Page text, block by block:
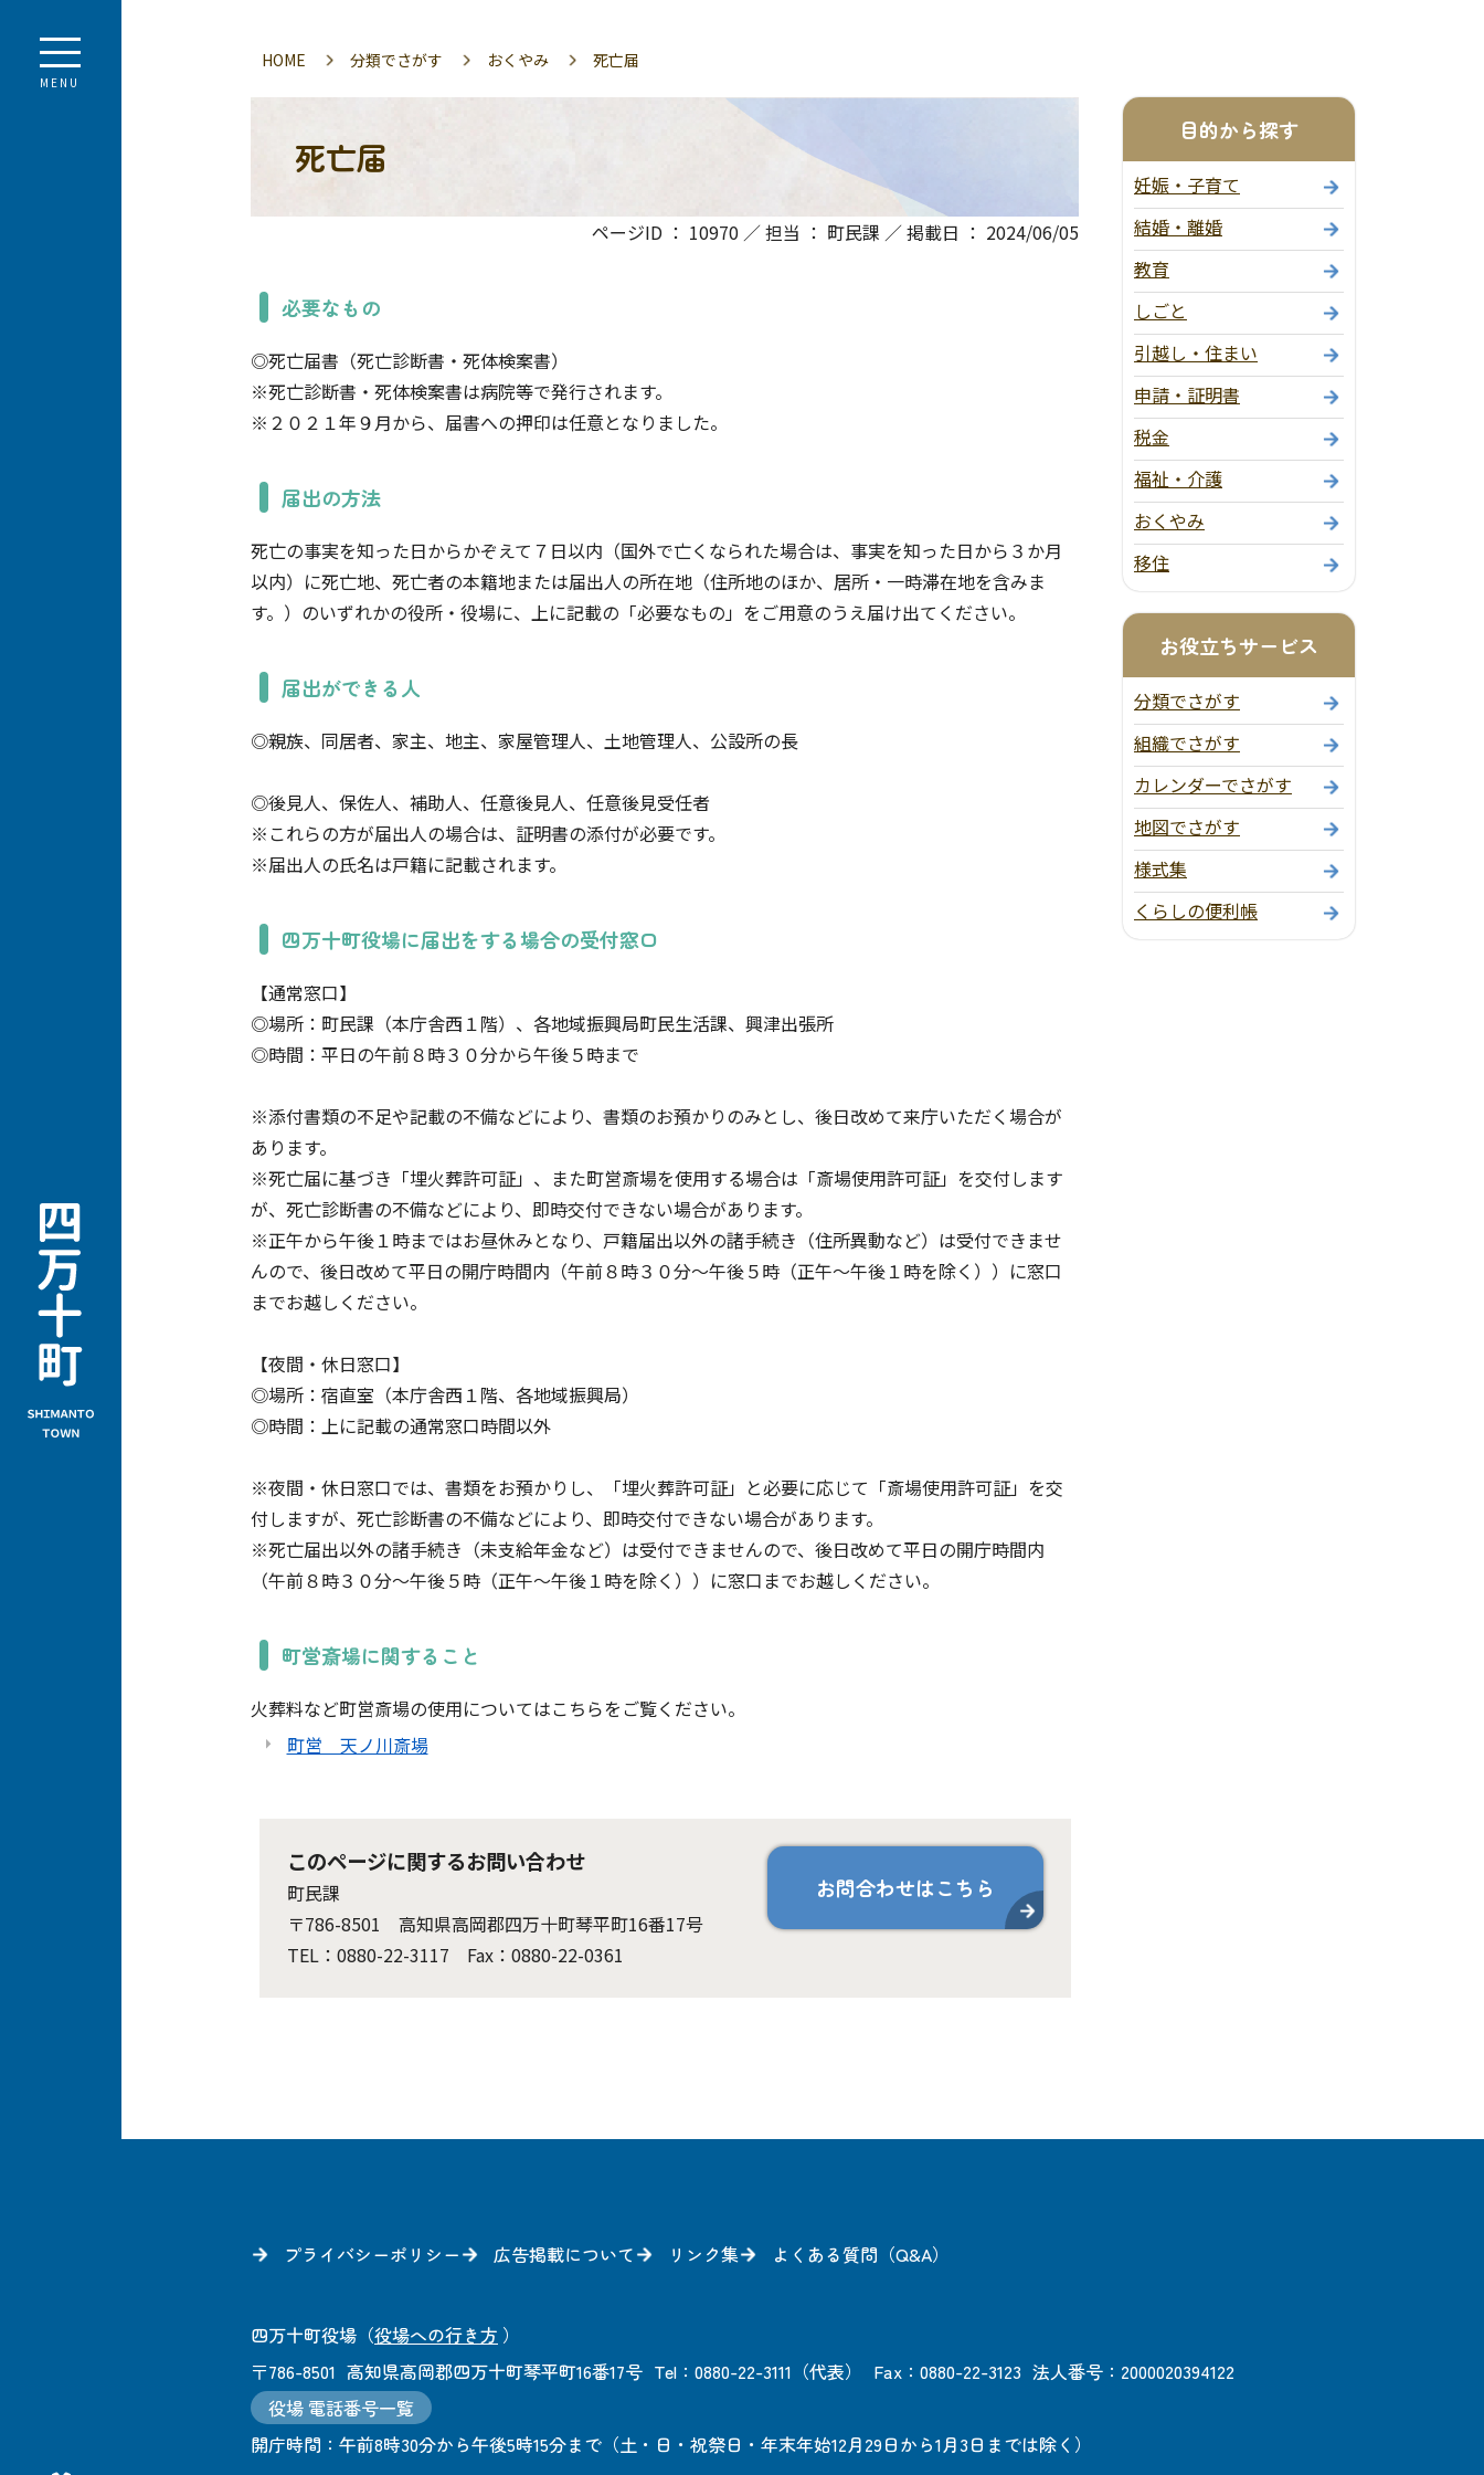
MENU
HOME 分類でさがす おくやみ 死亡届
死亡届
ページID ： 10970 ／ 担当 ： 町民課 ／ 掲載日 ： 2024/06/05
必要なもの
◎死亡届書（死亡診断書・死体検案書）
※死亡診断書・死体検案書は病院等で発行されます。
※２０２１年９月から、届書への押印は任意となりました。
届出の方法
死亡の事実を知った日からかぞえて７日以内（国外で亡くなられた場合は、事実を知った日から３か月
以内）に死亡地、死亡者の本籍地または届出人の所在地（住所地のほか、居所・一時滞在地を含みま
す。）のいずれかの役所・役場に、上に記載の「必要なもの」をご用意のうえ届け出てください。
届出ができる人
◎親族、同居者、家主、地主、家屋管理人、土地管理人、公設所の長
◎後見人、保佐人、補助人、任意後見人、任意後見受任者
※これらの方が届出人の場合は、証明書の添付が必要です。
※届出人の氏名は戸籍に記載されます。
四万十町役場に届出をする場合の受付窓口
【通常窓口】
◎場所：町民課（本庁舎西１階）、各地域振興局町民生活課、興津出張所
◎時間：平日の午前８時３０分から午後５時まで
※添付書類の不足や記載の不備などにより、書類のお預かりのみとし、後日改めて来庁いただく場合が
あります。
※死亡届に基づき「埋火葬許可証」、また町営斎場を使用する場合は「斎場使用許可証」を交付します
が、死亡診断書の不備などにより、即時交付できない場合があります。
※正午から午後１時まではお昼休みとなり、戸籍届出以外の諸手続き（住所異動など）は受付できませ
んので、後日改めて平日の開庁時間内（午前８時３０分～午後５時（正午～午後１時を除く））に窓口
までお越しください。
【夜間・休日窓口】
◎場所：宿直室（本庁舎西１階、各地域振興局）
◎時間：上に記載の通常窓口時間以外
※夜間・休日窓口では、書類をお預かりし、「埋火葬許可証」と必要に応じて「斎場使用許可証」を交
付しますが、死亡診断書の不備などにより、即時交付できない場合があります。
※死亡届出以外の諸手続き（未支給年金など）は受付できませんので、後日改めて平日の開庁時間内
（午前８時３０分～午後５時（正午～午後１時を除く））に窓口までお越しください。
町営斎場に関すること
火葬料など町営斎場の使用についてはこちらをご覧ください。
町営 天ノ川斎場
このページに関するお問い合わせ
町民課
〒786-8501 高知県高岡郡四万十町琴平町16番17号
TEL：0880-22-3117 Fax：0880-22-0361
お問合わせはこちら
目的から探す
妊娠・子育て
結婚・離婚
教育
しごと
引越し・住まい
申請・証明書
税金
福祉・介護
おくやみ
移住
お役立ちサービス
分類でさがす
組織でさがす
カレンダーでさがす
地図でさがす
様式集
くらしの便利帳
プライバシーポリシー 広告掲載について リンク集 よくある質問（Q&A）
四万十町役場 （役場への行き方 ）
〒786-8501 高知県高岡郡四万十町琴平町16番17号 Tel：0880-22-3111（代表） Fax：0880-22-3123 法人番号：2000020394122
役場 電話番号一覧
開庁時間： 午前8時30分から午後5時15分まで （土・日・祝祭日・年末年始12月29日から1月3日までは除く）